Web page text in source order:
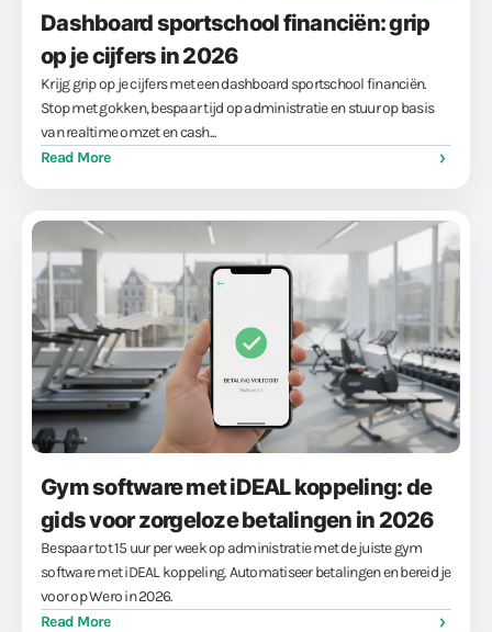
Dashboard sportschool financiën: grip
op je cijfers in 2026
Krijg grip op je cijfers met een dashboard sportschool financiën.
Stop met gokken, bespaar tijd op administratie en stuur op basis
van realtime omzet en cash...
Read More
Gym software met iDEAL koppeling: de
gids voor zorgeloze betalingen in 2026
Bespaar tot 15 uur per week op administratie met de juiste gym
software met iDEAL koppeling. Automatiseer betalingen en bereid je
voor op Wero in 2026.
Read More